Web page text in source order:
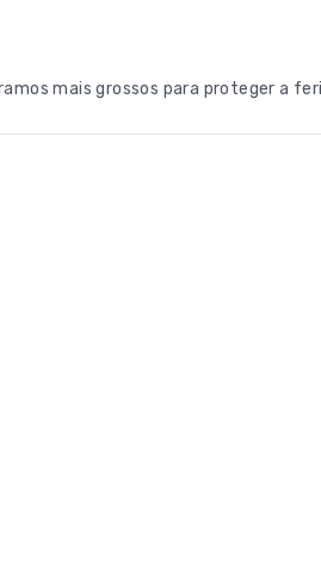
mais grossos para proteger a